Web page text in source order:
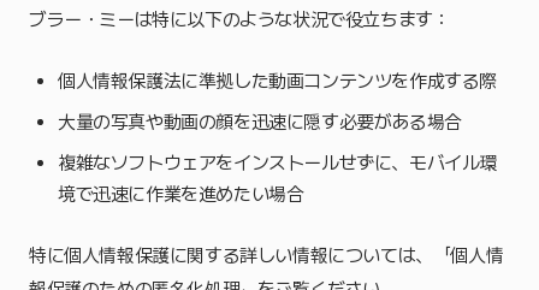
ブラー・ミーは特に以下のような状況で役立ちます：
個人情報保護法に準拠した動画コンテンツを作成する際
大量の写真や動画の顔を迅速に隠す必要がある場合
複雑なソフトウェアをインストールせずに、モバイル環
境で迅速に作業を進めたい場合
特に個人情報保護に関する詳しい情報については、「個人情